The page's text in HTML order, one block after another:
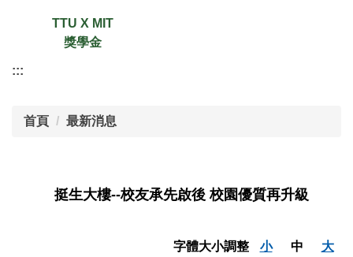
TTU X MIT
獎學金
:::
首頁 最新消息
挺生大樓--校友承先啟後 校園優質再升級
字體大小調整 小 中 大